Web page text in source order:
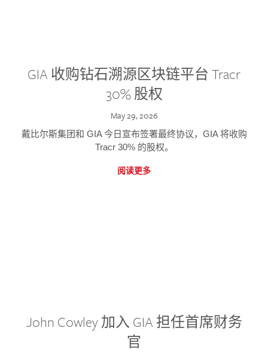
GIA 收购钻石溯源区块链平台 Tracr
30% 股权
May 29, 2026
戴比尔斯集团和 GIA 今日宣布签署最终协议，GIA 将收购
Tracr 30% 的股权。
阅读更多
John Cowley 加入 GIA 担任首席财务
官